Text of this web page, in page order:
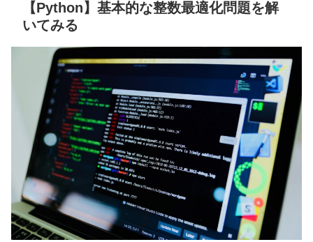
【Python】基本的な整数最適化問題を解
いてみる